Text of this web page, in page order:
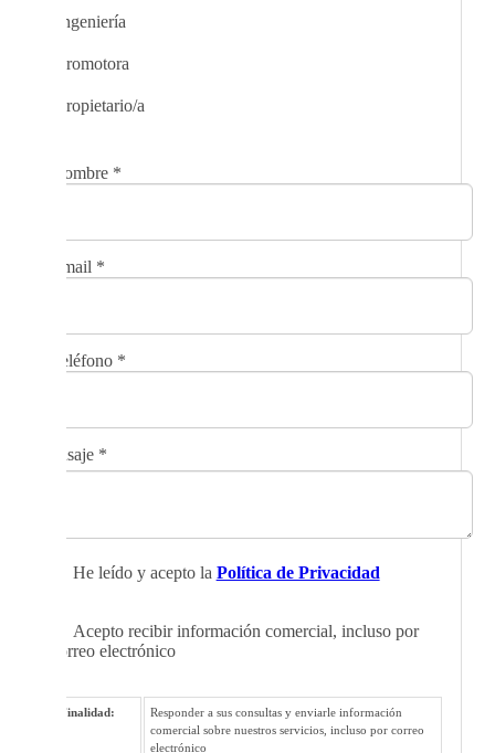
Ingeniería
Promotora
Propietario/a
Nombre *
Email *
Teléfono *
Mensaje *
He leído y acepto la Política de Privacidad
Acepto recibir información comercial, incluso por
correo electrónico
Finalidad:
Responder a sus consultas y enviarle información
comercial sobre nuestros servicios, incluso por correo
electrónico